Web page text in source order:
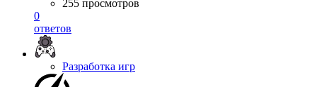
255 просмотров
0
ответов
Разработка игр